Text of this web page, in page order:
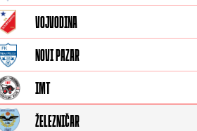
VOJVODINA
NOVI PAZAR
IMT
ŽELEZNIČAR